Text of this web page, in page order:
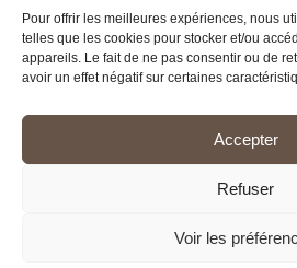
Pour offrir les meilleures expériences, nous
telles que les cookies pour stocker et/ou
appareils. Le fait de ne pas consentir ou de
avoir un effet négatif sur certaines
Accepter
Refuser
Voir les
Mentions légales
PRENDRE RENDEZ-VOUS